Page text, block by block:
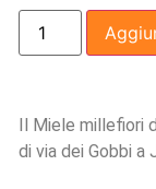
Il Miele millefiori
di via dei Gobbi a